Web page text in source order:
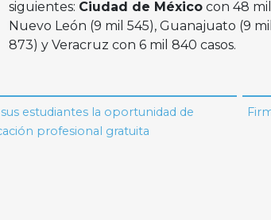
siguientes: Ciudad de Méxicocon 48 mil
Nuevo León (9 mil 545), Guanajuato (9
873) y Veracruz con 6 mil 840 casos.
estudiantes la oportunidad de
profesional gratuita